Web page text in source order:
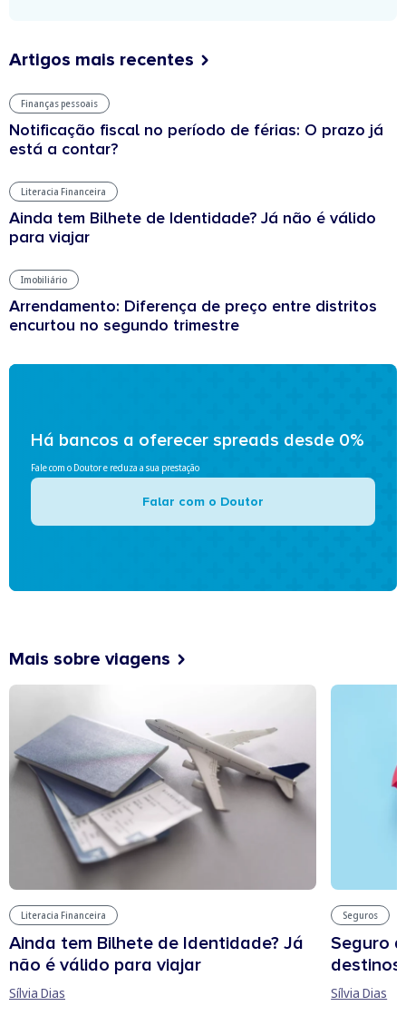
Artigos mais recentes
Finanças pessoais
Notificação fiscal no período de férias: O prazo já
está a contar?
Literacia Financeira
Ainda tem Bilhete de Identidade? Já não é válido
para viajar
Imobiliário
Arrendamento: Diferença de preço entre distritos
encurtou no segundo trimestre
Há bancos a oferecer spreads desde 0%
Fale com o Doutor e reduza a sua prestação
Falar com o Doutor
Mais sobre viagens
Literacia Financeira
Ainda tem Bilhete de Identidade? Já
não é válido para viajar
Sílvia Dias
Seguros
Seguro
Sílvia Dias